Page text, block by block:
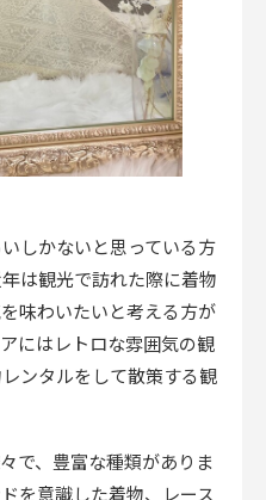
しかないと思っている方
は観光で訪れた際に着物
味わいたいと考える方が
にはレトロな雰囲気の観
ンタルをして散策する観
で、豊富な種類がありま